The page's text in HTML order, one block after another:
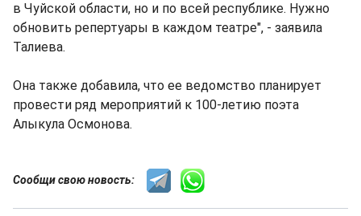
в Чуйской области, но и по всей республике. Нужно
обновить репертуары в каждом театре", - заявила
Талиева.
Она также добавила, что ее ведомство планирует
провести ряд мероприятий к 100-летию поэта
Алыкула Осмонова.
Сообщи свою новость: